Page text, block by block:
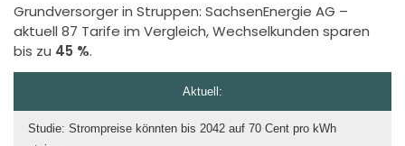
Grundversorger in Struppen: SachsenEnergie AG –
aktuell 87 Tarife im Vergleich, Wechselkunden sparen
bis zu 45 %.
Aktuell:
Studie: Strompreise könnten bis 2042 auf 70 Cent pro kWh